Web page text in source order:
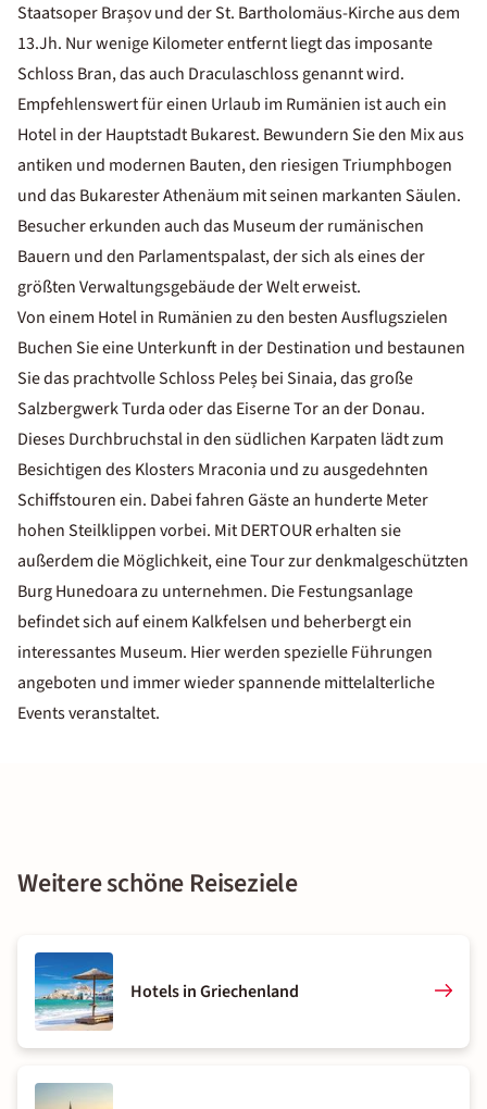
Staatsoper Brașov und der St. Bartholomäus-Kirche aus dem
13.Jh. Nur wenige Kilometer entfernt liegt das imposante
Schloss Bran, das auch Draculaschloss genannt wird.
Empfehlenswert für einen Urlaub im Rumänien ist auch ein
Hotel in der Hauptstadt Bukarest. Bewundern Sie den Mix aus
antiken und modernen Bauten, den riesigen Triumphbogen
und das Bukarester Athenäum mit seinen markanten Säulen.
Besucher erkunden auch das Museum der rumänischen
Bauern und den Parlamentspalast, der sich als eines der
größten Verwaltungsgebäude der Welt erweist.
Von einem Hotel in Rumänien zu den besten Ausflugszielen
Buchen Sie eine Unterkunft in der Destination und bestaunen
Sie das prachtvolle Schloss Peleș bei Sinaia, das große
Salzbergwerk Turda oder das Eiserne Tor an der Donau.
Dieses Durchbruchstal in den südlichen Karpaten lädt zum
Besichtigen des Klosters Mraconia und zu ausgedehnten
Schiffstouren ein. Dabei fahren Gäste an hunderte Meter
hohen Steilklippen vorbei. Mit DERTOUR erhalten sie
außerdem die Möglichkeit, eine Tour zur denkmalgeschützten
Burg Hunedoara zu unternehmen. Die Festungsanlage
befindet sich auf einem Kalkfelsen und beherbergt ein
interessantes Museum. Hier werden spezielle Führungen
angeboten und immer wieder spannende mittelalterliche
Events veranstaltet.
Weitere schöne Reiseziele
Hotels in Griechenland